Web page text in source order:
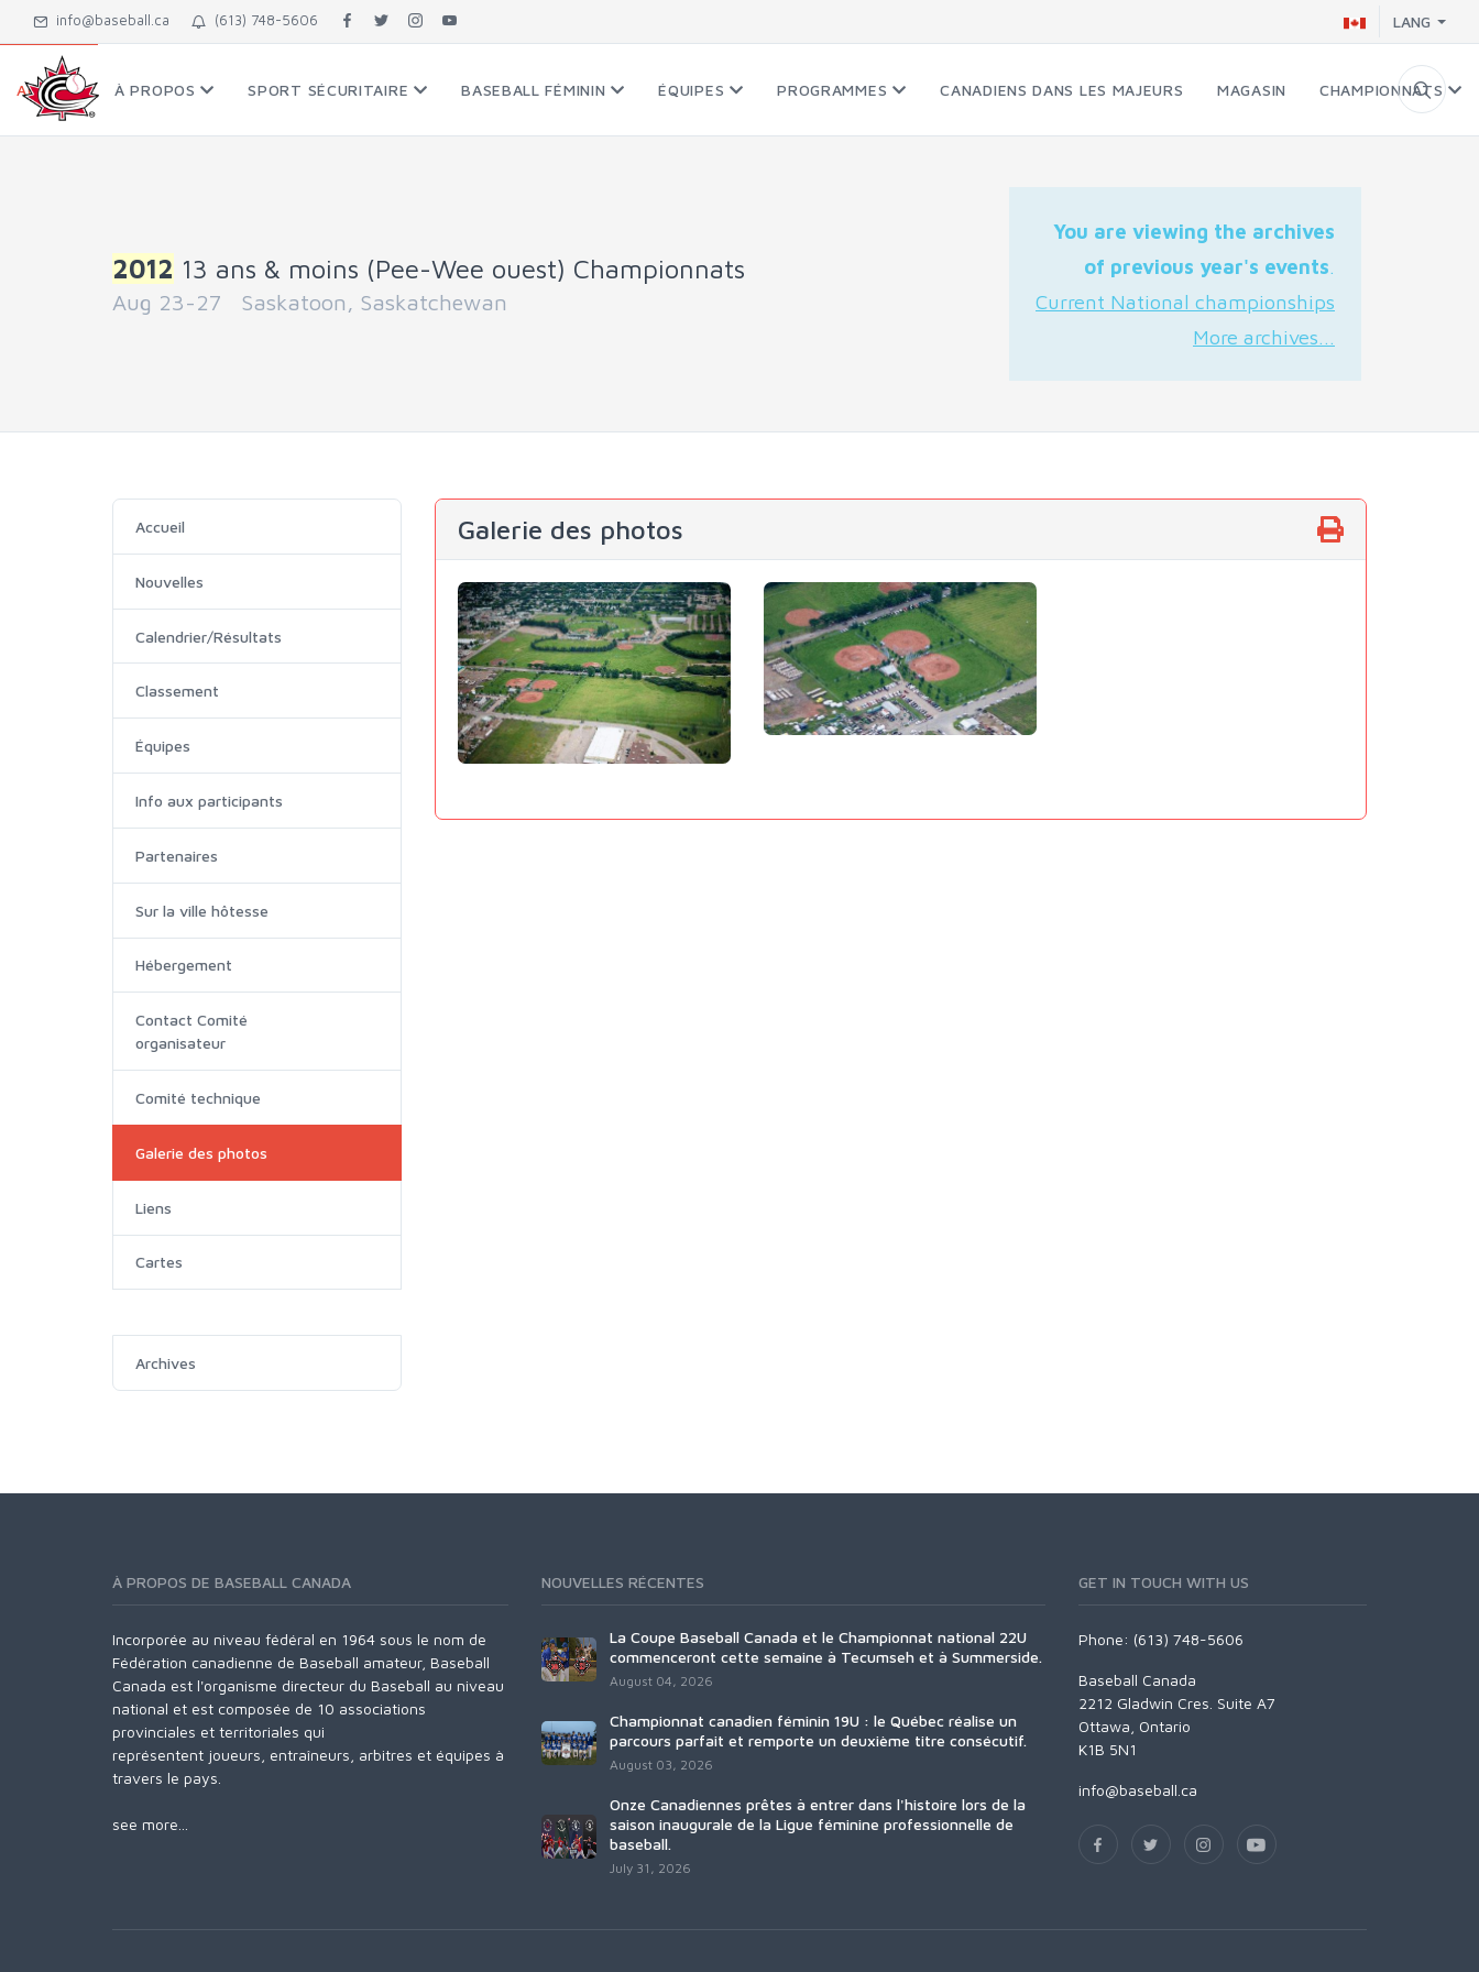
info@baseball.ca (613) 748-5606 LANG
ACCUEIL À PROPOS SPORT SÉCURITAIRE BASEBALL FÉMININ ÉQUIPES PROGRAMMES CANADIENS DANS LES MAJEURS MAGASIN CHAMPIONNATS
2012 13 ans & moins (Pee-Wee ouest) Championnats
Aug 23-27 Saskatoon, Saskatchewan
You are viewing the archives
of previous year's events.
Current National championships
More archives...
Accueil
Nouvelles
Calendrier/Résultats
Classement
Équipes
Info aux participants
Partenaires
Sur la ville hôtesse
Hébergement
Contact Comité
organisateur
Comité technique
Galerie des photos
Liens
Cartes
Archives
Galerie des photos
À PROPOS DE BASEBALL CANADA
Incorporée au niveau fédéral en 1964 sous le nom de
Fédération canadienne de Baseball amateur, Baseball
Canada est l'organisme directeur du Baseball au niveau
national et est composée de 10 associations
provinciales et territoriales qui
représentent joueurs, entraîneurs, arbitres et équipes à
travers le pays.
see more...
NOUVELLES RÉCENTES
La Coupe Baseball Canada et le Championnat national 22U
commenceront cette semaine à Tecumseh et à Summerside.
August 04, 2026
Championnat canadien féminin 19U : le Québec réalise un
parcours parfait et remporte un deuxième titre consécutif.
August 03, 2026
Onze Canadiennes prêtes à entrer dans l'histoire lors de la
saison inaugurale de la Ligue féminine professionnelle de
baseball.
July 31, 2026
GET IN TOUCH WITH US
Phone: (613) 748-5606
Baseball Canada
2212 Gladwin Cres. Suite A7
Ottawa, Ontario
K1B 5N1
info@baseball.ca